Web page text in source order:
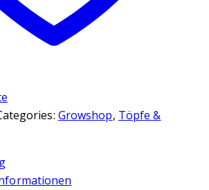
Growshop, Töpfe &